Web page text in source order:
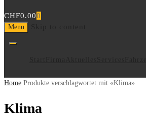
CHF0.000
Menu
Home Produkte verschlagwortet mit «Klima»
Klima